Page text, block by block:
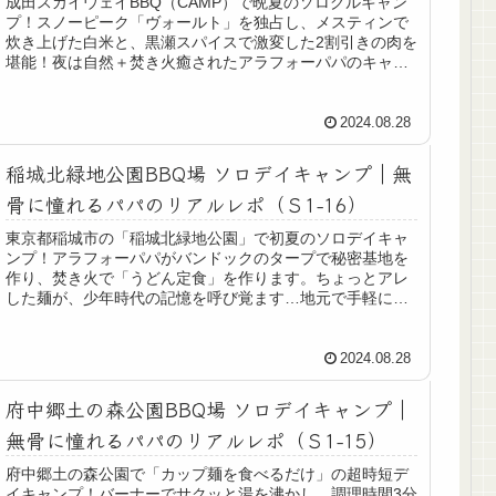
プ！スノーピーク「ヴォールト」を独占し、メスティンで
炊き上げた白米と、黒瀬スパイスで激変した2割引きの肉を
堪能！夜は自然＋焚き火癒されたアラフォーパパのキャン
2024.08.28
稲城北緑地公園BBQ場 ソロデイキャンプ｜無
骨に憧れるパパのリアルレポ（Ｓ1-16）
東京都稲城市の「稲城北緑地公園」で初夏のソロデイキャ
ンプ！アラフォーパパがバンドックのタープで秘密基地を
作り、焚き火で「うどん定食」を作ります。ちょっとアレ
した麺が、少年時代の記憶を呼び覚ます…地元で手軽にリ
2024.08.28
府中郷土の森公園BBQ場 ソロデイキャンプ｜
無骨に憧れるパパのリアルレポ（Ｓ1-15）
府中郷土の森公園で「カップ麺を食べるだけ」の超時短デ